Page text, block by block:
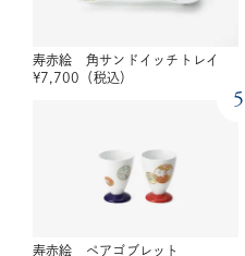
寿赤絵 角サンドイッチトレイ
¥7,700 （税込）
5
寿赤絵 ペアゴブレット